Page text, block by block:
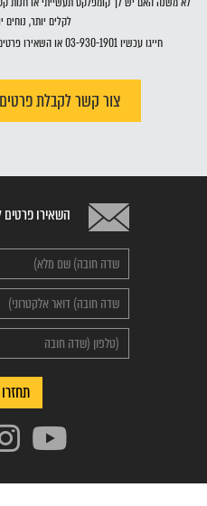
לקלים יותר, נוחים
חייגו עכשיו03-930-1901או השאירו
צור קשר לקבלת
השאירו
Alternative: